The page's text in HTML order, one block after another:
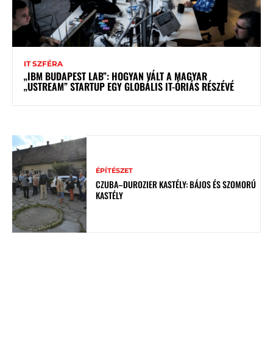
IT SZFÉRA
„IBM BUDAPEST LAB”: HOGYAN VÁLT A MAGYAR
„USTREAM” STARTUP EGY GLOBÁLIS IT-ÓRIÁS RÉSZÉVÉ
ÉPÍTÉSZET
CZUBA–DUROZIER KASTÉLY: BÁJOS ÉS SZOMORÚ
KASTÉLY